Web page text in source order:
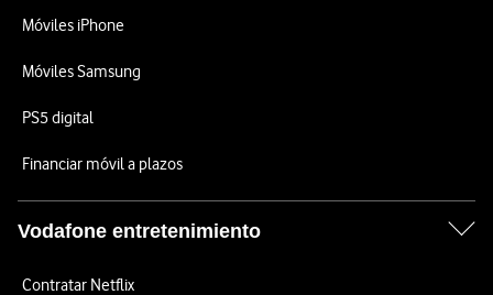
Móviles iPhone
Móviles Samsung
PS5 digital
Financiar móvil a plazos
Vodafone entretenimiento
Contratar Netflix